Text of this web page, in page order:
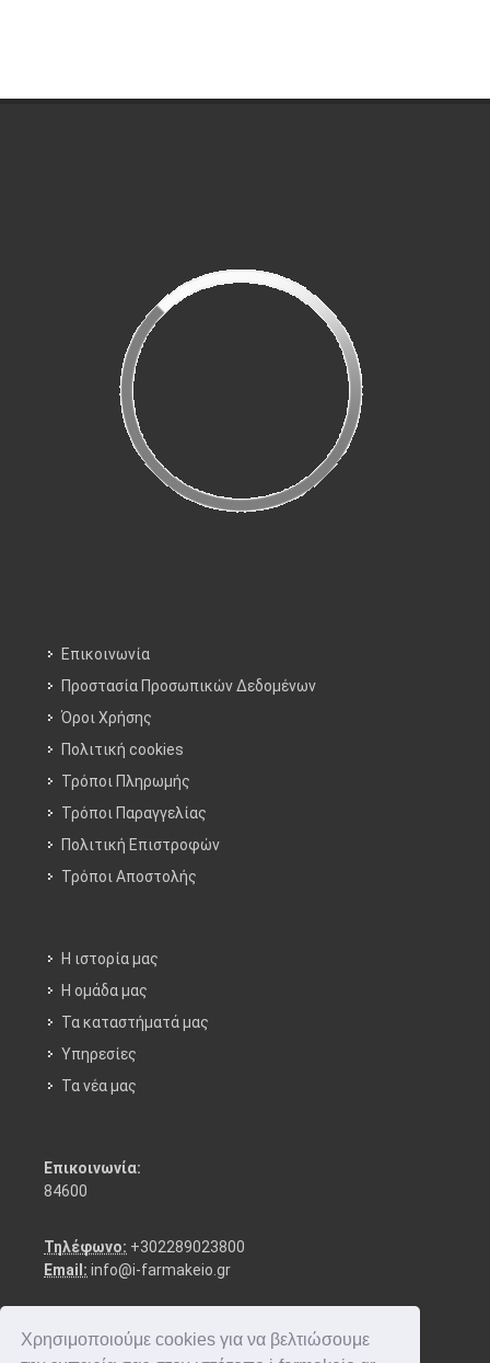
Χρησιμοποιούμε cookies για να βελτιώσουμε
Επικοινωνία
Προστασία Προσωπικών Δεδομένων
Όροι Χρήσης
Πολιτική cookies
Τρόποι Πληρωμής
Τρόποι Παραγγελίας
Πολιτική Επιστροφών
Τρόποι Aποστολής
Η ιστορία μας
Η ομάδα μας
Τα καταστήματά μας
Υπηρεσίες
Τα νέα μας
Επικοινωνία:
84600
Τηλέφωνο: +302289023800
Email: info@i-farmakeio.gr